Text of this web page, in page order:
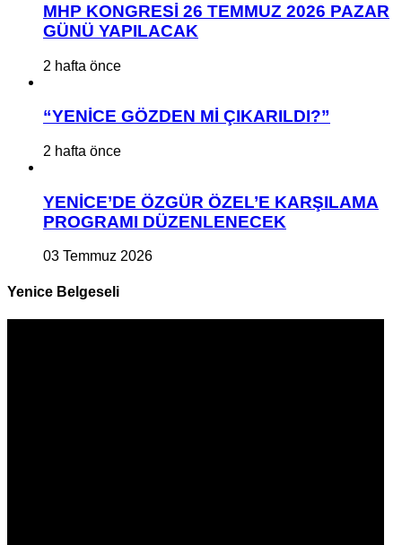
MHP KONGRESİ 26 TEMMUZ 2026 PAZAR
GÜNÜ YAPILACAK
2 hafta önce
“YENİCE GÖZDEN Mİ ÇIKARILDI?”
2 hafta önce
YENİCE’DE ÖZGÜR ÖZEL’E KARŞILAMA
PROGRAMI DÜZENLENECEK
03 Temmuz 2026
Yenice Belgeseli